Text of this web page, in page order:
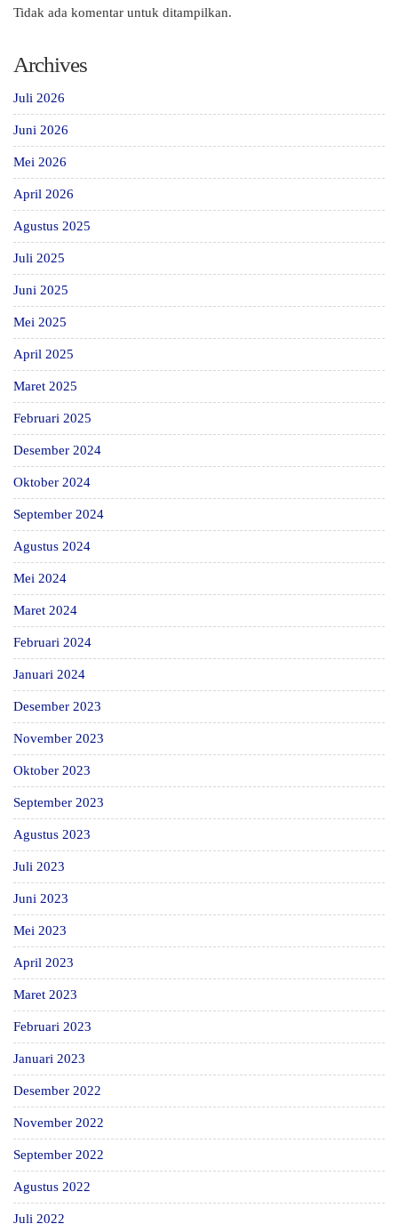
Tidak ada komentar untuk ditampilkan.
Archives
Juli 2026
Juni 2026
Mei 2026
April 2026
Agustus 2025
Juli 2025
Juni 2025
Mei 2025
April 2025
Maret 2025
Februari 2025
Desember 2024
Oktober 2024
September 2024
Agustus 2024
Mei 2024
Maret 2024
Februari 2024
Januari 2024
Desember 2023
November 2023
Oktober 2023
September 2023
Agustus 2023
Juli 2023
Juni 2023
Mei 2023
April 2023
Maret 2023
Februari 2023
Januari 2023
Desember 2022
November 2022
September 2022
Agustus 2022
Juli 2022